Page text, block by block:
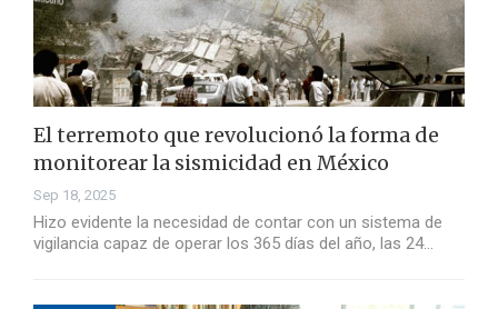
El terremoto que revolucionó la forma de
monitorear la sismicidad en México
Sep 18, 2025
Hizo evidente la necesidad de contar con un sistema de
vigilancia capaz de operar los 365 días del año, las 24…